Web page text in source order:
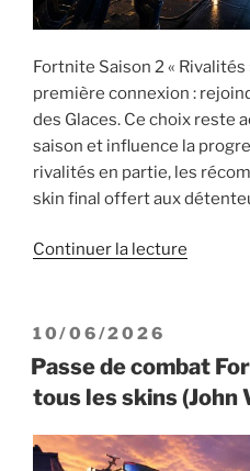
Fortnite Saison 2 «
première connexion :
des Glaces. Ce choix reste
saison et influence la
rivalités en partie, les
skin final offert aux
Continuer la lecture
Rivalités
»
:
PUBLIÉ
LE
10/06/2026
Passe de combat
tous les skins